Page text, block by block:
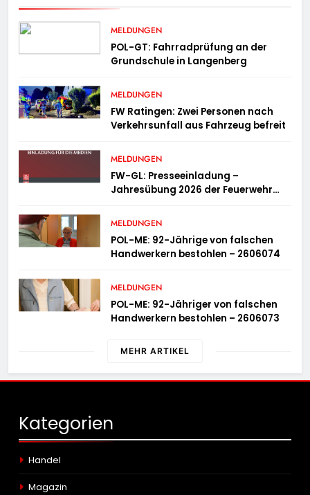
MELDUNGEN
POL-GT: Fahrradprüfung an der
Grundschule in Langenberg
MELDUNGEN
FW Ratingen: Zwei Personen nach
Verkehrsunfall aus Fahrzeug befreit
MELDUNGEN
FW-GL: Presseeinladung –
Jahresübung 2026 der Feuerwehr
MELDUNGEN
POL-ME: 92-Jährige von falschen
Handwerkern bestohlen – 2606074
MELDUNGEN
POL-ME: 92-Jähriger von falschen
Handwerkern bestohlen – 2606073
MEHR ARTIKEL
Kategorien
Handel
Magazin